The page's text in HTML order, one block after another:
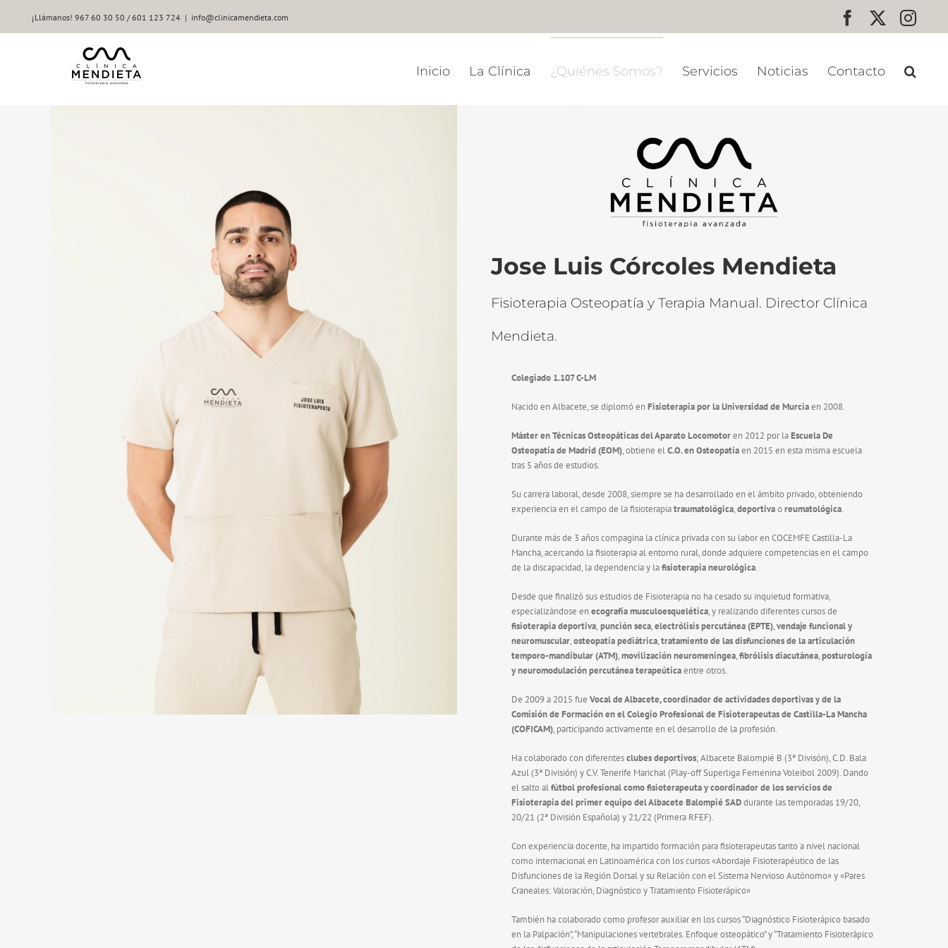
contenido
¡Llámanos! 967 60 30 50 / 601 123 724 | info@clinicamendieta.com Facebook
Inicio La Clínica ¿Quiénes Somos? Servicios Noticias Contacto
Jose Luis Córcoles Mendieta
Fisioterapia Osteopatía y Terapia Manual. Director Clínica
Mendieta.
Colegiado 1.107 C-LM
Nacido en Albacete, se diplomó enFisioterapia por la Universidad de Murciaen 2008.
Máster en Técnicas Osteopáticas del Aparato Locomotoren 2012 por laEscuela De
Osteopatía de Madrid (EOM), obtiene elC.O. en Osteopatíaen 2015 en esta misma escuela
tras 5 años de estudios.
Su carrera laboral, desde 2008, siempre se ha desarrollado en el ámbito privado, obteniendo
experiencia en el campo de la fisioterapiatraumatológica,deportivaoreumatológica.
Durante más de 3 años compagina la clínica privada con su labor en COCEMFE Castilla-La
Mancha, acercando la fisioterapia al entorno rural, donde adquiere competencias en el campo
de la discapacidad, la dependencia y lafisioterapia neurológica.
Desde que finalizó sus estudios de Fisioterapia no ha cesado su inquietud formativa,
especializándose enecografía musculoesquelética, y realizando diferentes cursos de
fisioterapia deportiva, punción seca,electrólisis percutánea (EPTE),vendaje funcional y
neuromuscular,osteopatía pediátrica,tratamiento de las disfunciones de la articulación
temporo-mandibular (ATM),movilización neuromeníngea,fibrólisis diacutánea,posturología
y neuromodulación percutánea terapeúticaentre otros.
De 2009 a 2015 fue Vocal de Albacete, coordinador de actividades deportivas y de la
Comisión de Formación en el Colegio Profesional de Fisioterapeutas de Castilla-La Mancha
(COFICAM), participando activamente en el desarrollo de la profesión.
Ha colaborado con diferentesclubes deportivos; Albacete Balompié B (3ª Divisón), C.D. Bala
Azul (3ª División) y C.V. Tenerife Marichal (Play-off Superliga Femenina Voleibol 2009). Dando
el salto alfútbol profesional como fisioterapeuta y coordinador de los servicios de
Fisioterapia del primer equipo del Albacete Balompié SADdurante las temporadas 19/20,
20/21 (2ª División Española) y 21/22 (Primera RFEF).
Con experiencia docente, ha impartido formación para fisioterapeutas tanto a nivel nacional
como internacional en Latinoamérica con los cursos «Abordaje Fisioterapéutico de las
Disfunciones de la Región Dorsal y su Relación con el Sistema Nervioso Autónomo» y «Pares
Craneales: Valoración, Diagnóstico y Tratamiento Fisioterápico»
También ha colaborado como profesor auxiliar en los cursos “Diagnóstico Fisioterápico basado
en la Palpación”, “Manipulaciones vertebrales. Enfoque osteopático” y “Tratamiento Fisioterápico